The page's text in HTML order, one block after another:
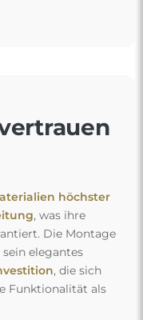
höchster
, was ihre
Die Montage
elegantes
, die sich
Funktionalität als